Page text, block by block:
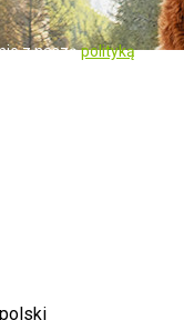
z nasząpolityką